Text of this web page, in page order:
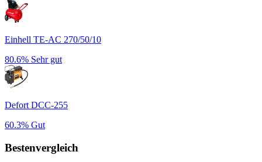
Einhell TE-AC 270/50/10
80.6% Sehr gut
Defort DCC-255
60.3% Gut
Bestenvergleich